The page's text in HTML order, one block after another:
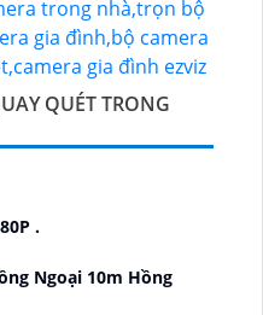
QUÉT TRONG
.
Ngoại 10m Hồng